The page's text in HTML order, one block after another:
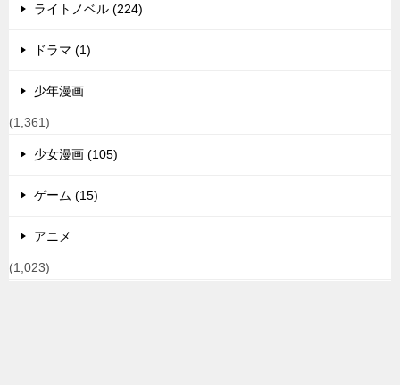
ライトノベル (224)
ドラマ (1)
少年漫画
(1,361)
少女漫画 (105)
ゲーム (15)
アニメ
(1,023)